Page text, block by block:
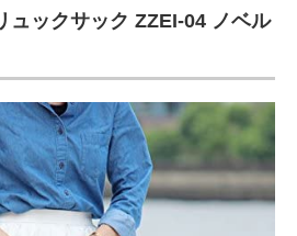
ュックサック ZZEI-04 ノベル